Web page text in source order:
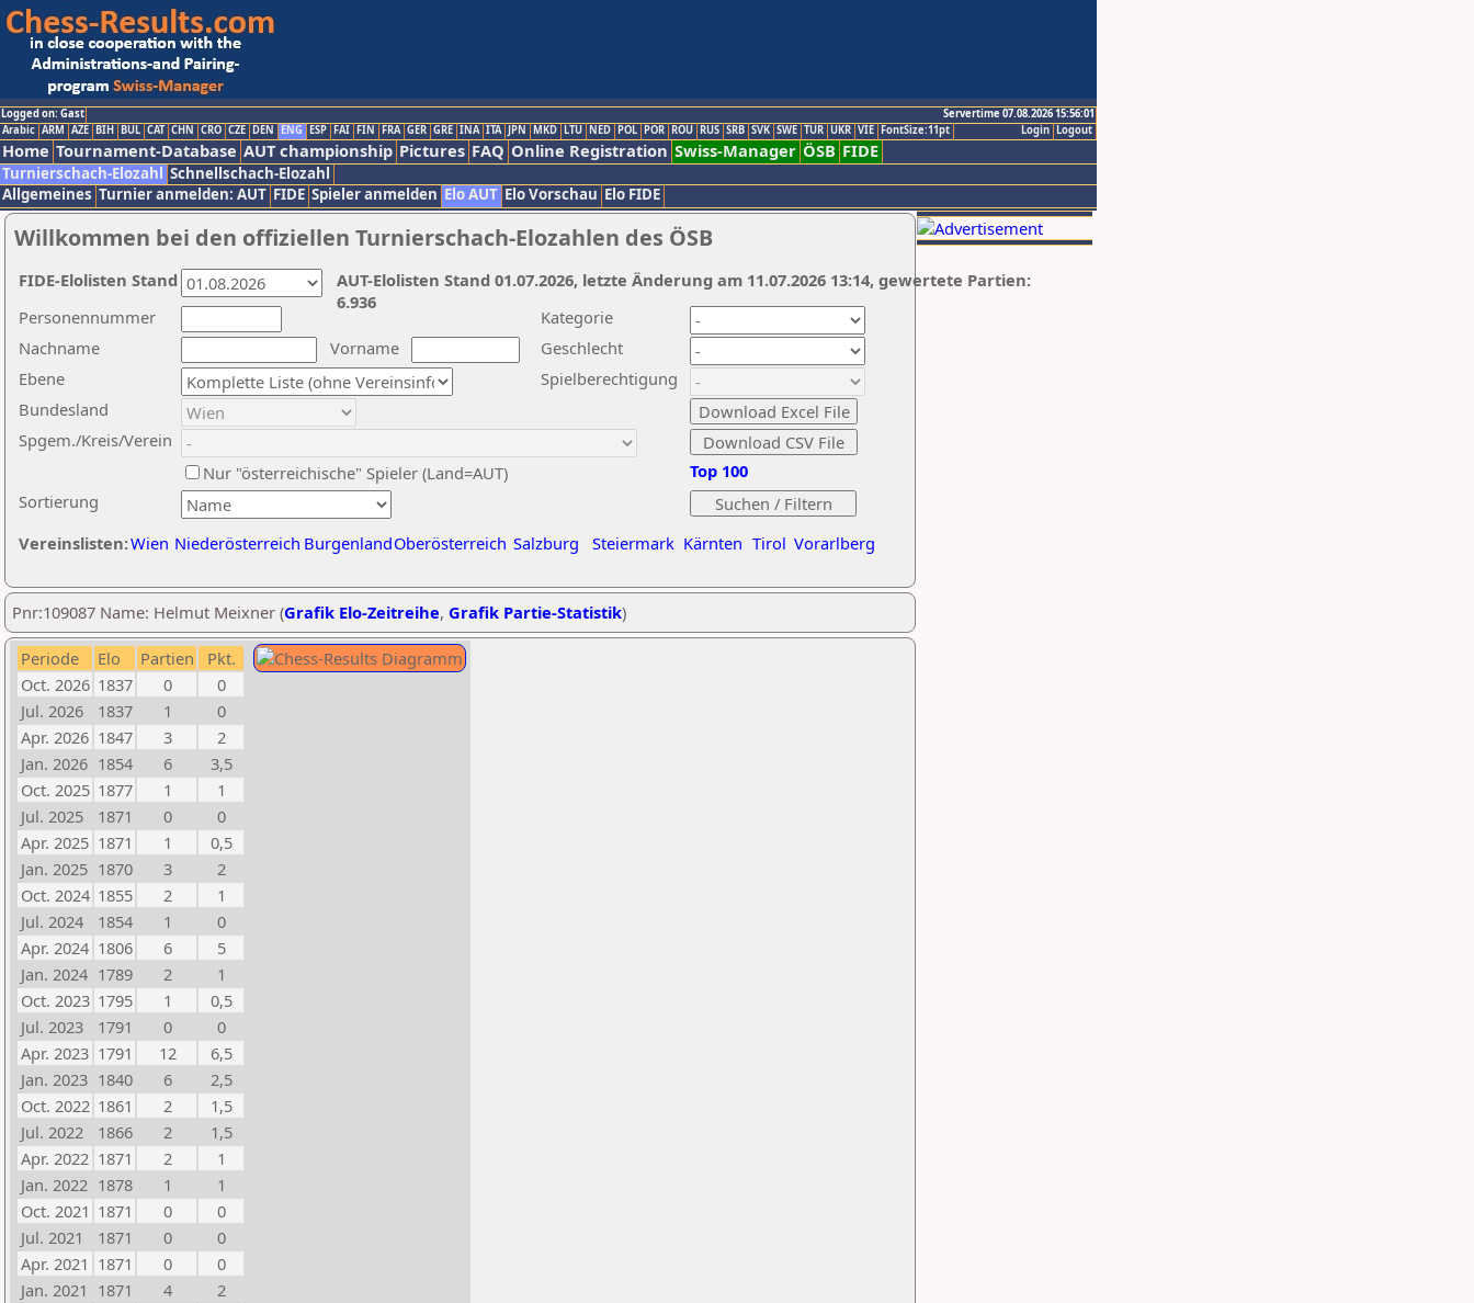
Logged on: Gast
Servertime 07.08.2026 15:56:01
Logout
Login
Arabic ARM AZE BIH BUL CAT CHN CRO CZE DEN ENG ESP FAI FIN FRA GER GRE INA ITA JPN MKD LTU NED POL POR ROU RUS SRB SVK SWE TUR UKR VIE FontSize:11pt
Home Tournament-Database AUT championship Pictures FAQ Online Registration Swiss-Manager ÖSB FIDE
Turnierschach-Elozahl Schnellschach-Elozahl
Allgemeines Turnier anmelden: AUT FIDE Spieler anmelden Elo AUT Elo Vorschau Elo FIDE
Willkommen bei den offiziellen Turnierschach-Elozahlen des ÖSB
Nachname
Vorname
Ebene
Kategorie
Sortierung
Personennummer
Bundesland
Spgem./Kreis/Verein
Geschlecht
Nur "österreichische" Spieler (Land=AUT)
Spielberechtigung
Vereinslisten:Wien Niederösterreich BurgenlandOberösterreich Salzburg Steiermark Kärnten Tirol Vorarlberg
Top 100
AUT-Elolisten Stand 01.07.2026, letzte Änderung am 11.07.2026 13:14, gewertete Partien:
6.936
FIDE-Elolisten Stand
Pnr:109087 Name: Helmut Meixner (Grafik Elo-Zeitreihe, Grafik Partie-Statistik)
Periode Elo Partien
Pkt.
Oct. 2026 1837 0
0
Jul. 2026
1837 1
0
Apr. 2026 1847 3
2
Jan. 2026 1854 6
3,5
Oct. 2025 1877 1
1
Jul. 2025
1871 0
0
Apr. 2025 1871 1
0,5
Jan. 2025 1870 3
2
Oct. 2024 1855 2
1
Jul. 2024
1854 1
0
Apr. 2024 1806 6
5
Jan. 2024 1789 2
1
Oct. 2023 1795 1
0,5
Jul. 2023
1791 0
0
Apr. 2023 1791 12
6,5
Jan. 2023 1840 6
2,5
Oct. 2022 1861 2
1,5
Jul. 2022
1866 2
1,5
Apr. 2022 1871 2
1
Jan. 2022 1878 1
1
Oct. 2021 1871 0
0
Jul. 2021
1871 0
0
Apr. 2021 1871 0
0
Jan. 2021 1871 4
2